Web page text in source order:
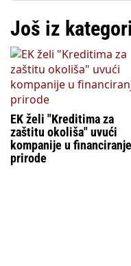
Još iz
EK želi "Kreditima za
zaštitu okoliša" uvući
kompanije u financiranje
prirode